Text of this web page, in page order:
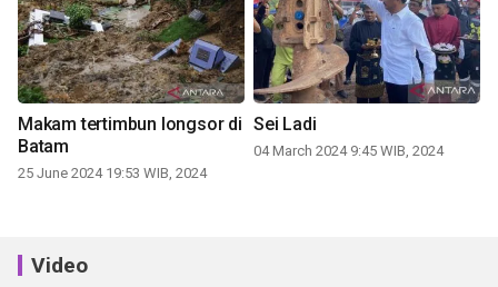
Makam tertimbun longsor di
Batam
25 June 2024 19:53 WIB, 2024
Sei Ladi
04 March 2024 9:45 WIB, 2024
Video